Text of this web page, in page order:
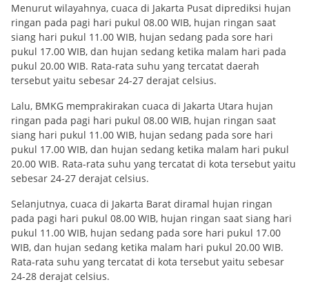
Menurut wilayahnya, cuaca di Jakarta Pusat diprediksi hujan
ringan pada pagi hari pukul 08.00 WIB, hujan ringan saat
siang hari pukul 11.00 WIB, hujan sedang pada sore hari
pukul 17.00 WIB, dan hujan sedang ketika malam hari pada
pukul 20.00 WIB. Rata-rata suhu yang tercatat daerah
tersebut yaitu sebesar 24-27 derajat celsius.
Lalu, BMKG memprakirakan cuaca di Jakarta Utara hujan
ringan pada pagi hari pukul 08.00 WIB, hujan ringan saat
siang hari pukul 11.00 WIB, hujan sedang pada sore hari
pukul 17.00 WIB, dan hujan sedang ketika malam hari pukul
20.00 WIB. Rata-rata suhu yang tercatat di kota tersebut yaitu
sebesar 24-27 derajat celsius.
Selanjutnya, cuaca di Jakarta Barat diramal hujan ringan
pada pagi hari pukul 08.00 WIB, hujan ringan saat siang hari
pukul 11.00 WIB, hujan sedang pada sore hari pukul 17.00
WIB, dan hujan sedang ketika malam hari pukul 20.00 WIB.
Rata-rata suhu yang tercatat di kota tersebut yaitu sebesar
24-28 derajat celsius.